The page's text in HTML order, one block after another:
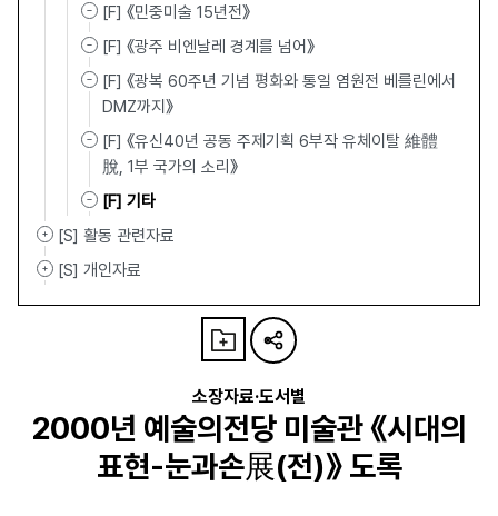
[F] 《민중미술 15년전》
[F] 《광주 비엔날레 경계를 넘어》
[F] 《광복 60주년 기념 평화와 통일 염원전 베를린에서
DMZ까지》
[F] 《유신40년 공동 주제기획 6부작 유체이탈 維體離
脫, 1부 국가의 소리》
[F] 기타
[S] 활동 관련자료
[S] 개인자료
소장자료·도서별
2000년 예술의전당 미술관 《시대의
표현-눈과손展(전)》 도록